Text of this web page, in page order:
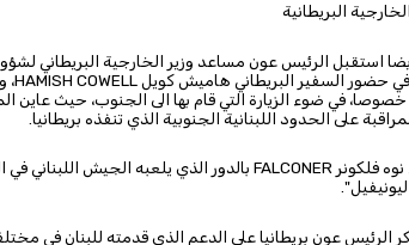
البريطانية
استقبل الرئيس عون مساعد وزير الخارجية البريطاني
في حضور السفير البريطاني هاميش كويل HAMISH COWELL،
في ضوء الزيارة التي قام بها الى الجنوب، حيث عاين
على الحدود اللبنانية الجنوبية الذي تنفذه بريطانيا.
فلكونر FALCONER بالدور الذي يلعبه الجيش اللبناني في
الرئيس عون بريطانيا على الدعم الذي قدمته للبنان في